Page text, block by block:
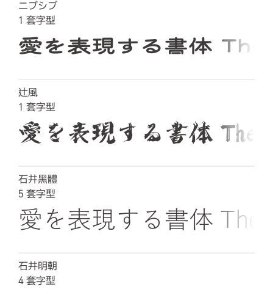
ニブシブ
1 套字型
愛を表現する書体
辻風
1 套字型
愛を表現する書体 The
石井黑體
5 套字型
愛を表現する書体 The
石井明朝
4套字型